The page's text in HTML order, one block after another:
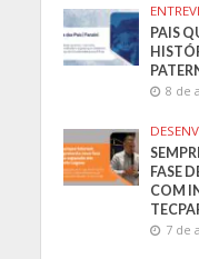
PAIS
8 de
FASE
COM
7 de